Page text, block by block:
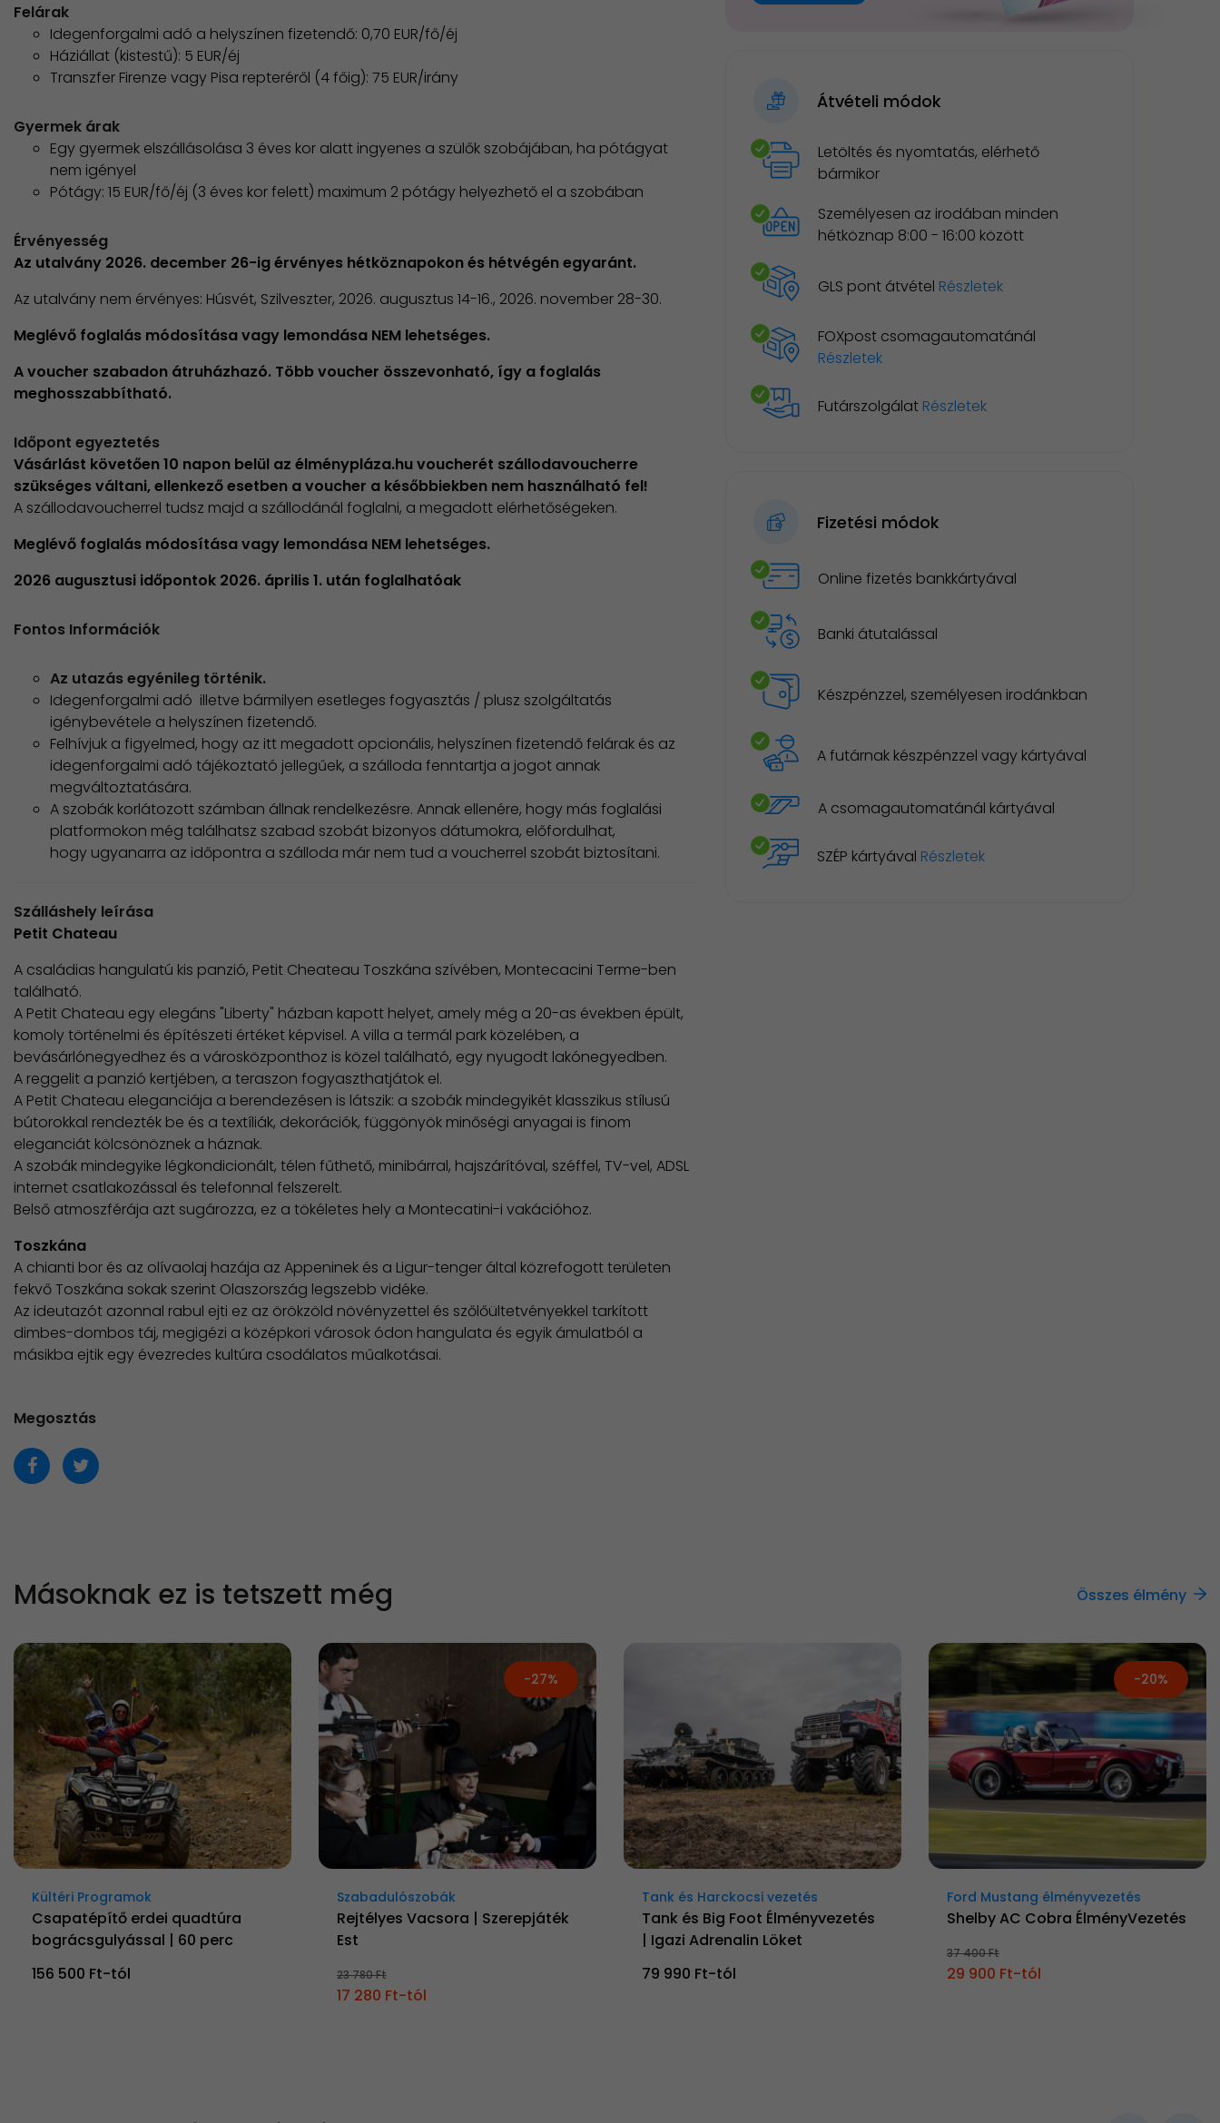
Felárak
Idegenforgalmi adó a helyszínen fizetendő: 0,70 EUR/fő/éj
Háziállat (kistestű): 5 EUR/éj
Transzfer Firenze vagy Pisa repteréről (4 főig): 75 EUR/irány
Gyermek árak
Egy gyermek elszállásolása 3 éves kor alatt ingyenes a szülők szobájában, ha pótágyat
nem igényel
Pótágy: 15 EUR/fő/éj (3 éves kor felett) maximum 2 pótágy helyezhető el a szobában
Érvényesség
Az utalvány 2026. december 26-ig érvényes hétköznapokon és hétvégén egyaránt.
Az utalvány nem érvényes: Húsvét, Szilveszter, 2026. augusztus 14-16., 2026. november 28-30.
Meglévő foglalás módosítása vagy lemondása NEM lehetséges.
A voucher szabadon átruházhazó. Több voucher összevonható, így a foglalás
meghosszabbítható.
Időpont egyeztetés
Vásárlást követően 10 napon belül az élménypláza.hu voucherét szállodavoucherre
szükséges váltani, ellenkező esetben a voucher a későbbiekben nem használható fel!
​A szállodavoucherrel tudsz majd a szállodánál foglalni, a megadott elérhetőségeken.
Meglévő foglalás módosítása vagy lemondása NEM lehetséges.
2026 augusztusi időpontok 2026. április 1. után foglalhatóak
Fontos Információk
Az utazás egyénileg történik.
Idegenforgalmi adó illetve bármilyen esetleges fogyasztás / plusz szolgáltatás
igénybevétele a helyszínen fizetendő.
Felhívjuk a figyelmed, hogy az itt megadott opcionális, helyszínen fizetendő felárak és az
idegenforgalmi adó tájékoztató jellegűek, a szálloda fenntartja a jogot annak
megváltoztatására.
A szobák korlátozott számban állnak rendelkezésre. Annak ellenére, hogy más foglalási
platformokon még találhatsz szabad szobát bizonyos dátumokra, előfordulhat,
hogy ugyanarra az időpontra a szálloda már nem tud a voucherrel szobát biztosítani.
Szálláshely leírása
Petit Chateau
A családias hangulatú kis panzió, Petit Cheateau Toszkána szívében, Montecacini Terme-ben
található.
A Petit Chateau egy elegáns "Liberty" házban kapott helyet, amely még a 20-as években épült,
komoly történelmi és építészeti értéket képvisel. A villa a termál park közelében, a
bevásárlónegyedhez és a városközponthoz is közel található, egy nyugodt lakónegyedben.
A reggelit a panzió kertjében, a teraszon fogyaszthatjátok el.
A Petit Chateau eleganciája a berendezésen is látszik: a szobák mindegyikét klasszikus stílusú
bútorokkal rendezték be és a textíliák, dekorációk, függönyök minőségi anyagai is finom
eleganciát kölcsönöznek a háznak.
A szobák mindegyike légkondicionált, télen fűthető, minibárral, hajszárítóval, széffel, TV-vel, ADSL
internet csatlakozással és telefonnal felszerelt.
Belső atmoszférája azt sugározza, ez a tökéletes hely a Montecatini-i vakációhoz.
Toszkána
A chianti bor és az olívaolaj hazája az Appeninek és a Ligur-tenger által közrefogott területen
fekvő Toszkána sokak szerint Olaszország legszebb vidéke.
Az ideutazót azonnal rabul ejti ez az örökzöld növényzettel és szőlőültetvényekkel tarkított
dimbes-dombos táj, megigézi a középkori városok ódon hangulata és egyik ámulatból a
másikba ejtik egy évezredes kultúra csodálatos műalkotásai.
Megosztás
Átvételi módok
Letöltés és nyomtatás, elérhető
bármikor
Személyesen az irodában minden
hétköznap 8:00 - 16:00 között
GLS pont átvétel Részletek
FOXpost csomagautomatánál
Részletek
Futárszolgálat Részletek
Fizetési módok
Online fizetés bankkártyával
Banki átutalással
Készpénzzel, személyesen irodánkban
A futárnak készpénzzel vagy kártyával
A csomagautomatánál kártyával
SZÉP kártyával Részletek
Másoknak ez is tetszett még Összes élmény
Kültéri Programok
Csapatépítő erdei quadtúra
bográcsgulyással | 60 perc
156 500 Ft-tól
-27%
Szabadulószobák
Rejtélyes Vacsora | Szerepjáték
Est
23 780 Ft
17 280 Ft-tól
Tank és Harckocsi vezetés
Tank és Big Foot Élményvezetés
| Igazi Adrenalin Löket
79 990 Ft-tól
-20%
Ford Mustang élményvezetés
Shelby AC Cobra ÉlményVezetés
37 400 Ft
29 900 Ft-tól